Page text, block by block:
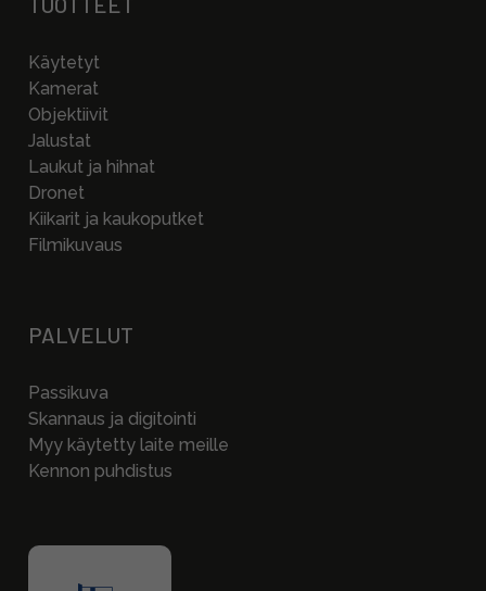
Käytetyt
Kamerat
Objektiivit
Jalustat
Laukut ja hihnat
Dronet
Kiikarit ja kaukoputket
Filmikuvaus
PALVELUT
Passikuva
Skannaus ja digitointi
Myy käytetty laite meille
Kennon puhdistus